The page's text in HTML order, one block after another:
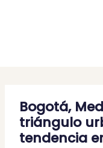
Bogotá,
triángulo
tendencia